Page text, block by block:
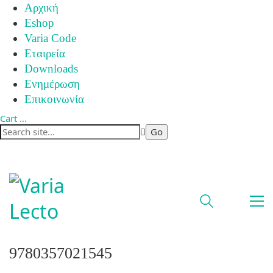
Αρχική
Eshop
Varia Code
Εταιρεία
Downloads
Ενημέρωση
Επικοινωνία
Cart …
9780357021545